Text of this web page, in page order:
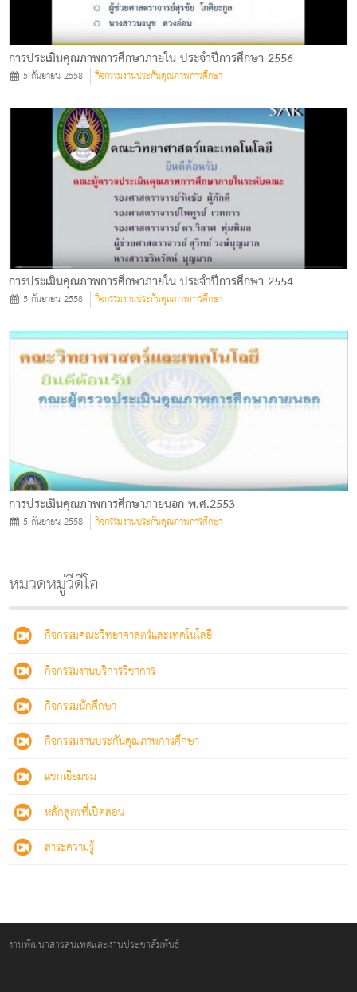
การประเมินคุณภาพการศึกษาภายใน ประจำปีการศึกษา 2556
5 กันยายน 2558 กิจกรรมงานประกันคุณภาพการศึกษา
การประเมินคุณภาพการศึกษาภายใน ประจำปีการศึกษา 2554
5 กันยายน 2558 กิจกรรมงานประกันคุณภาพการศึกษา
การประเมินคุณภาพการศึกษาภายนอก พ.ศ.2553
5 กันยายน 2558 กิจกรรมงานประกันคุณภาพการศึกษา
หมวดหมู่วีดีโอ
กิจกรรมคณะวิทยาศาสตร์และเทคโนโลยี
กิจกรรมงานบริการวิชาการ
กิจกรรมนักศึกษา
กิจกรรมงานประกันคุณภาพการศึกษา
แขกเยียมชม
หลักสูตรที่เปิดสอน
สาระความรู้
งานพัฒนาสารสนเทศและงานประชาสัมพันธ์